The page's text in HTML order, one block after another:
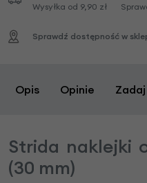
Wysyłka od 9,90 zł
Sprawdź dostępność w
Opis Opinie
Strida naklejki
(30 mm)